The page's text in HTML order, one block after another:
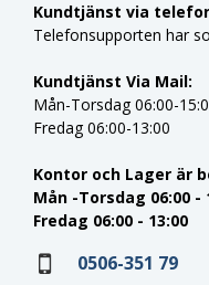
Kundtjänst via
Telefonsupporten har
Kundtjänst Via Mail:
Mån-Torsdag 06:00-
Fredag 06:00-13:00
Kontor och Lager är
Mån -Torsdag 06:00 -
Fredag 06:00 - 13:00
0506-351 79